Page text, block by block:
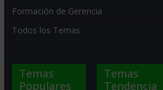
Formación de Gerencia
Todos los Temas
Temas
Populares
Temas
Tendencia